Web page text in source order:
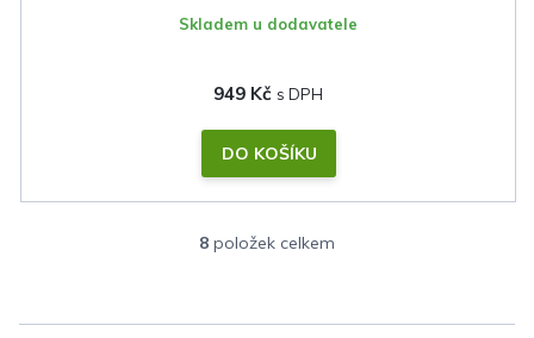
Skladem u dodavatele
949 Kč
DO KOŠÍKU
O
l
8 položek celkem